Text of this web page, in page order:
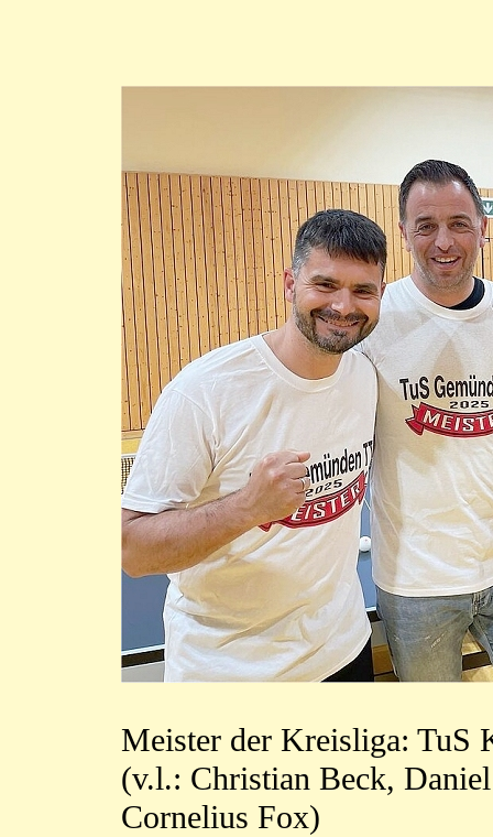
Meister der Kreisliga: TuS
(v.l.: Christian Beck,
Cornelius Fox)